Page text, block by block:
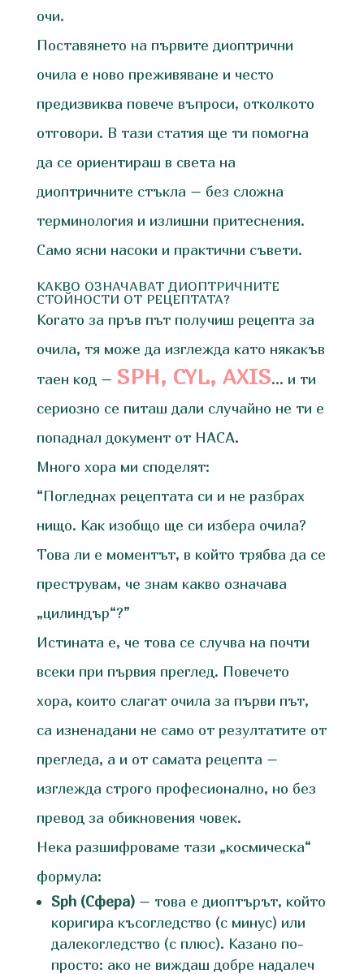
очи.
Поставянето на първите диоптрични
очила е ново преживяване и често
предизвиква повече въпроси, отколкото
отговори. В тази статия ще ти помогна
да се ориентираш в света на
диоптричните стъкла – без сложна
терминология и излишни притеснения.
Само ясни насоки и практични съвети.
КАКВО ОЗНАЧАВАТ ДИОПТРИЧНИТЕ
СТОЙНОСТИ ОТ РЕЦЕПТАТА?
Когато за пръв път получиш рецепта за
очила, тя може да изглежда като някакъв
таен код – SPH, CYL, AXIS… и ти
сериозно се питаш дали случайно не ти е
попаднал документ от НАСА.
Много хора ми споделят:
“Погледнах рецептата си и не разбрах
нищо. Как изобщо ще си избера очила?
Това ли е моментът, в който трябва да се
преструвам, че знам какво означава
„цилиндър“?”
Истината е, че това се случва на почти
всеки при първия преглед. Повечето
хора, които слагат очила за първи път,
са изненадани не само от резултатите от
прегледа, а и от самата рецепта –
изглежда строго професионално, но без
превод за обикновения човек.
Нека разшифроваме тази „космическа“
формула:
Sph (Сфера)– това е диоптърът, който
коригира късогледство (с минус) или
далекогледство (с плюс). Казано по-
просто: ако не виждаш добре надалеч